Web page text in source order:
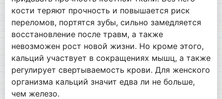
кости теряют прочность и повышается риск
переломов, портятся зубы, сильно замедляется
восстановление после травм, а также
невозможен рост новой жизни. Но кроме этого,
кальций участвует в сокращениях мышц, а также
регулирует свертываемость крови. Для женского
организма кальций значит едва ли не больше,
чем железо.